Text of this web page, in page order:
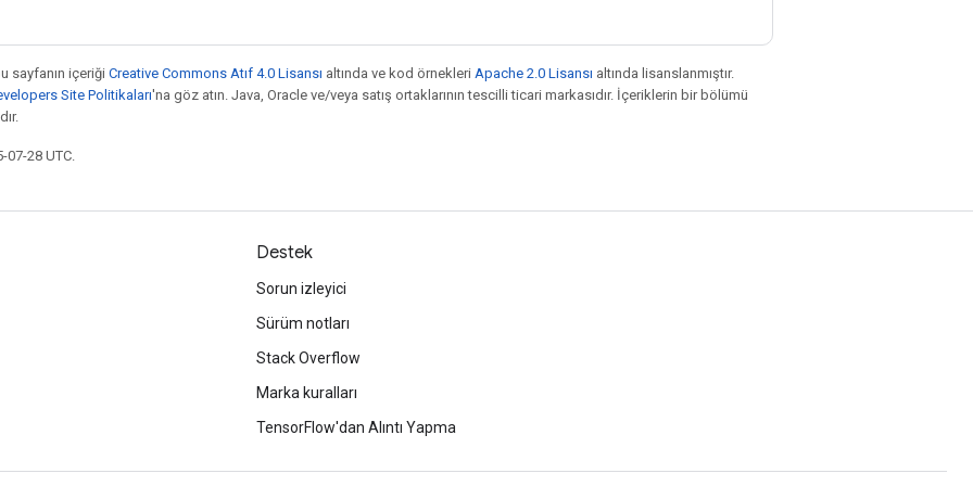
sayfanın içeriği Creative Commons Atıf 4.0 Lisansı altında ve kod örnekleri Apache 2.0 Lisansı altında lisanslanmıştır.
Site Politikaları'na göz atın. Java, Oracle ve/veya satış ortaklarının tescilli ticari markasıdır. İçeriklerin bir bölümü
28 UTC.
Destek
Sorun izleyici
Sürüm notları
Stack Overflow
Marka kuralları
TensorFlow'dan Alıntı Yapma